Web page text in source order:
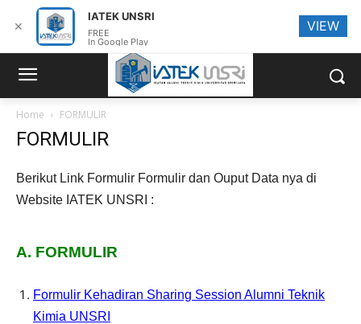
Home FORMULIR
FORMULIR
Berikut Link Formulir Formulir dan Ouput Data nya di
Website IATEK UNSRI :
A. FORMULIR
Formulir Kehadiran Sharing Session Alumni Teknik
Kimia UNSRI
✕
IATEK UNSRI
FREE
In Google Play
VIEW